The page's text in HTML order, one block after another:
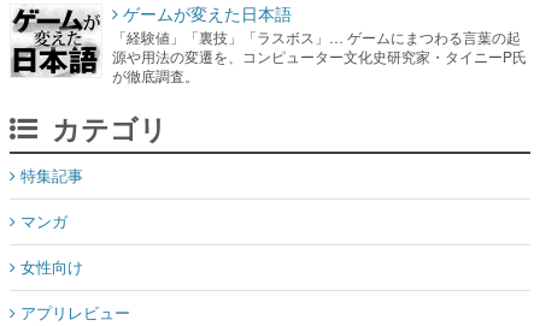
ゲームが変えた日本語
「経験値」「裏技」「ラスボス」… ゲームにまつわる言葉の起
源や用法の変遷を、コンピューター文化史研究家・タイニーP氏
が徹底調査。
カテゴリ
特集記事
マンガ
女性向け
アプリレビュー